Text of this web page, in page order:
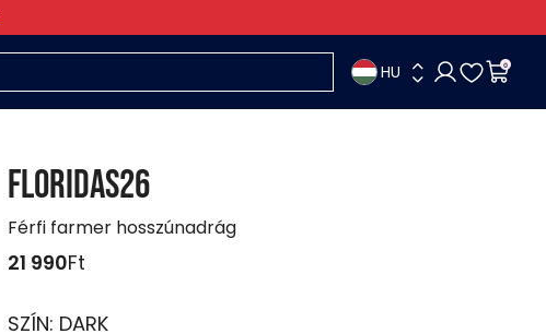
HU 0
FLORIDAS26
Férfi farmer hosszúnadrág
21 990Ft
SZÍN: DARK